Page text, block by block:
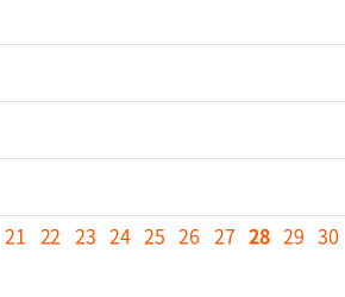
21 22 23 24 25 26 27 28 29 30